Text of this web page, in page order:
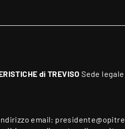
di TREVISO Sede
email: